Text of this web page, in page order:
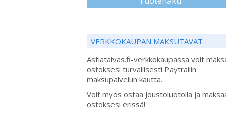
VERKKOKAUPAN MAKSUTAVAT
Astiataivas.fi-verkkokaupassa voit
ostoksesi turvallisesti Paytrailin
maksupalvelun kautta.
Voit myös ostaa Joustoluotolla ja
ostoksesi erissä!